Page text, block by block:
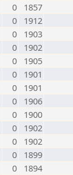
0
1857
0
1912
0
1903
0
1902
0
1905
0
1901
0
1901
0
1906
0
1900
0
1902
0
1902
0
1899
0
1894